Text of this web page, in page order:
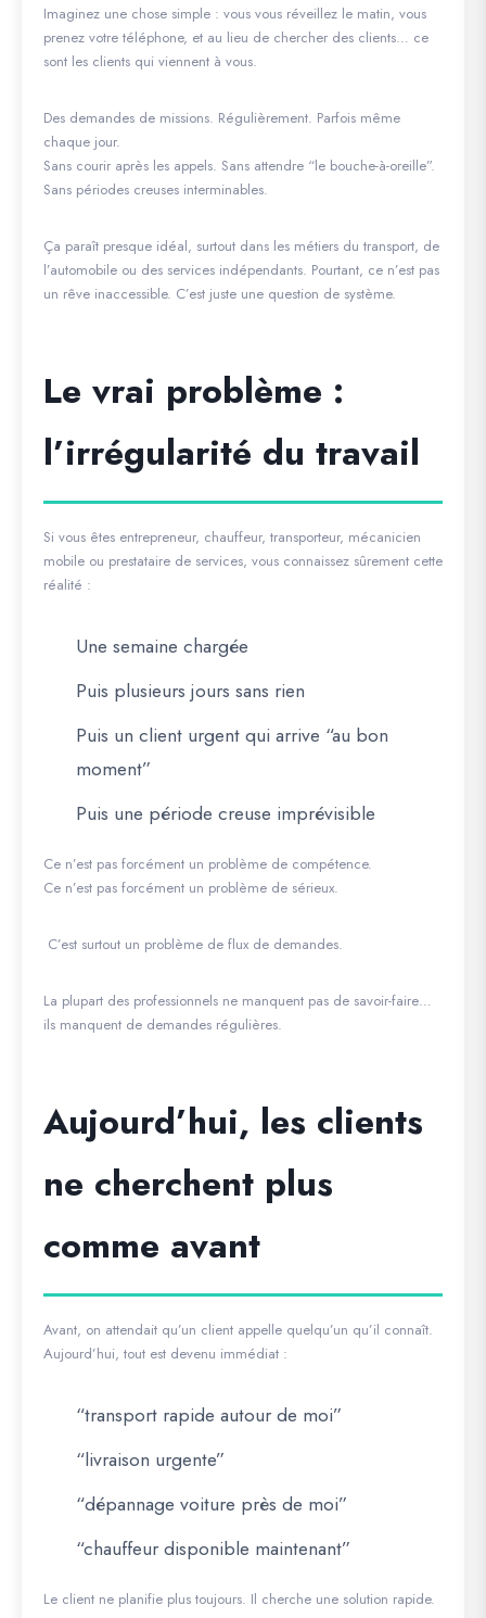
Imaginez une chose simple : vous vous réveillez le matin, vous
prenez votre téléphone, et au lieu de chercher des clients… ce
sont les clients qui viennent à vous.
Des demandes de missions. Régulièrement. Parfois même
chaque jour.
Sans courir après les appels. Sans attendre “le bouche-à-oreille”.
Sans périodes creuses interminables.
Ça paraît presque idéal, surtout dans les métiers du transport, de
l’automobile ou des services indépendants. Pourtant, ce n’est pas
un rêve inaccessible. C’est juste une question de système.
Le vrai problème :
l’irrégularité du travail
Si vous êtes entrepreneur, chauffeur, transporteur, mécanicien
mobile ou prestataire de services, vous connaissez sûrement cette
réalité :
Une semaine chargée
Puis plusieurs jours sans rien
Puis un client urgent qui arrive “au bon
moment”
Puis une période creuse imprévisible
Ce n’est pas forcément un problème de compétence.
Ce n’est pas forcément un problème de sérieux.
C’est surtout un problème de flux de demandes.
La plupart des professionnels ne manquent pas de savoir-faire…
ils manquent de demandes régulières.
Aujourd’hui, les clients
ne cherchent plus
comme avant
Avant, on attendait qu’un client appelle quelqu’un qu’il connaît.
Aujourd’hui, tout est devenu immédiat :
“transport rapide autour de moi”
“livraison urgente”
“dépannage voiture près de moi”
“chauffeur disponible maintenant”
Le client ne planifie plus toujours. Il cherche une solution rapide.